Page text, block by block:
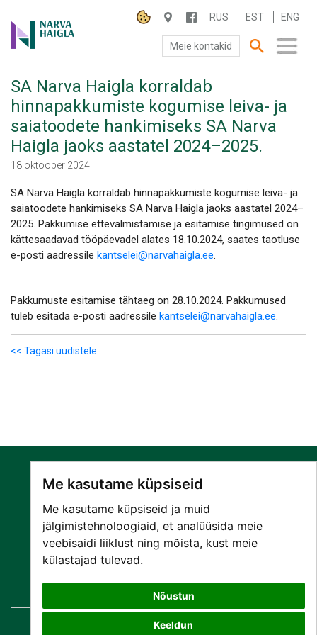
Me kasutame küpsiseid
Me kasutame küpsiseid ja muid
jälgimistehnoloogiaid, et analüüsida meie
veebisaidi liiklust ning mõista, kust meie
külastajad tulevad.
Nõustun
Keeldun
RUS EST ENG
Meie kontakid
SA NARVA HAIGLA
PATSIENDILE
TEENUSED
SA Narva Haigla korraldab
hinnapakkumiste kogumise leiva- ja
saiatoodete hankimiseks SA Narva
Haigla jaoks aastatel 2024–2025.
18 oktoober 2024
SA Narva Haigla korraldab hinnapakkumiste kogumise leiva- ja
saiatoodete hankimiseks SA Narva Haigla jaoks aastatel 2024–
2025. Pakkumise ettevalmistamise ja esitamise tingimused on
kättesaadavad tööpäevadel alates 18.10.2024, saates taotluse
e-posti aadressile kantselei@narvahaigla.ee.
Pakkumuste esitamise tähtaeg on 28.10.2024. Pakkumused
tuleb esitada e-posti aadressile kantselei@narvahaigla.ee.
<< Tagasi uudistele
SA NARVA HAIGLA